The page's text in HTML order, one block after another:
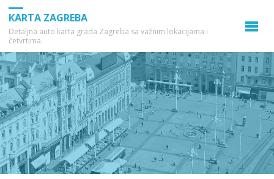
KARTA ZAGREBA
Detaljna auto karta grada Zagreba sa važnim lokacijama i
četvrtima.